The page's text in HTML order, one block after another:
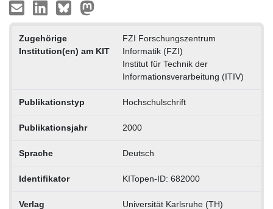
Zugehörige
Institution(en) am KIT
FZI Forschungszentrum
Informatik (FZI)
Institut für Technik der
Informationsverarbeitung (ITIV)
Publikationstyp Hochschulschrift
Publikationsjahr 2000
Sprache Deutsch
Identifikator KITopen-ID: 682000
Verlag Universität Karlsruhe (TH)